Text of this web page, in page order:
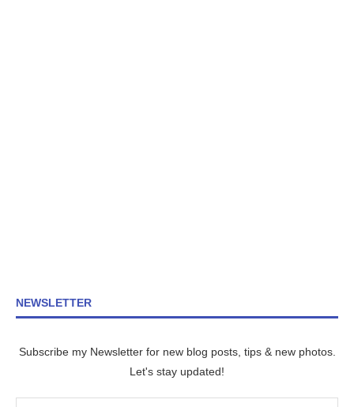
NEWSLETTER
Subscribe my Newsletter for new blog posts, tips & new photos.
Let's stay updated!